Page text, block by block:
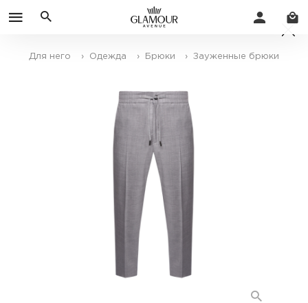
Для него › Одежда › Брюки › Зауженные брюки